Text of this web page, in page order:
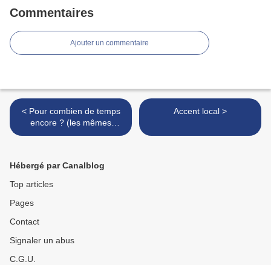
Commentaires
Ajouter un commentaire
< Pour combien de temps
encore ? (les mêmes
bêtises)
Accent local >
Hébergé par Canalblog
Top articles
Pages
Contact
Signaler un abus
C.G.U.